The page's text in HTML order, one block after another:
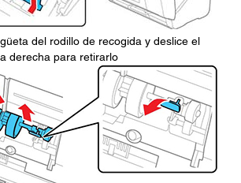
del rodillo de recogida y deslice el
derecha para retirarlo